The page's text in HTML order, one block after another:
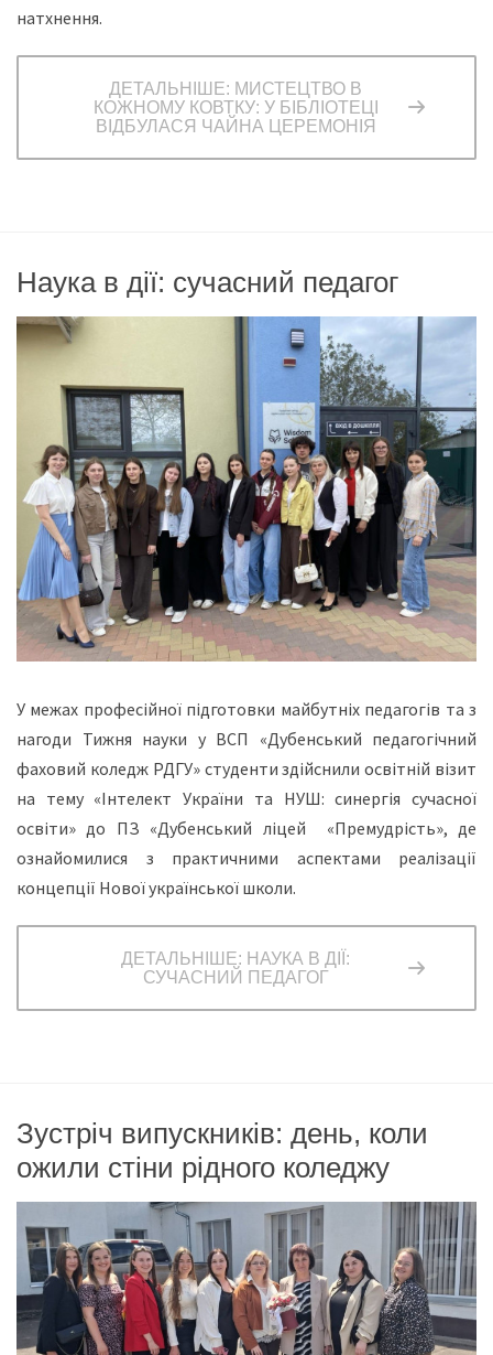
натхнення.
ДЕТАЛЬНІШЕ: МИСТЕЦТВО В
КОЖНОМУ КОВТКУ: У БІБЛІОТЕЦІ
ВІДБУЛАСЯ ЧАЙНА ЦЕРЕМОНІЯ
Наука в дії: сучасний педагог
У межах професійної підготовки майбутніх педагогів та з
нагоди Тижня науки у ВСП «Дубенський педагогічний
фаховий коледж РДГУ» студенти здійснили освітній візит
на тему «Інтелект України та НУШ: синергія сучасної
освіти» до ПЗ «Дубенський ліцей «Премудрість», де
ознайомилися з практичними аспектами реалізації
концепції Нової української школи.
ДЕТАЛЬНІШЕ: НАУКА В ДІЇ:
СУЧАСНИЙ ПЕДАГОГ
Зустріч випускників: день, коли
ожили стіни рідного коледжу